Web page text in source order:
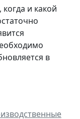
когда и какой
в